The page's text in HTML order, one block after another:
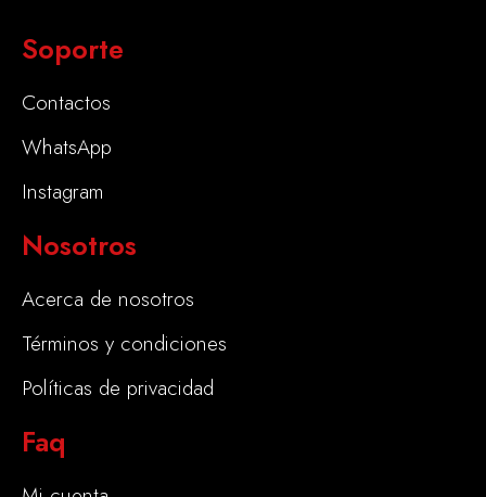
Soporte
Contactos
WhatsApp
Instagram
Nosotros
Acerca de nosotros
Términos y condiciones
Políticas de privacidad
Faq